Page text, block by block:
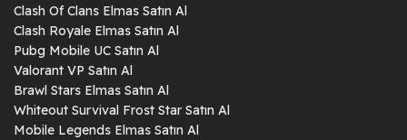
Clash Of Clans Elmas Satın Al
Clash Royale Elmas Satın Al
Pubg Mobile UC Satın Al
Valorant VP Satın Al
Brawl Stars Elmas Satın Al
Whiteout Survival Frost Star Satın Al
Mobile Legends Elmas Satın Al